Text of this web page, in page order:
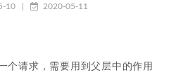
10 2020-05-11
个请求，需要用到父层中的作用